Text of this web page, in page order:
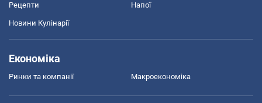
Рецепти Напої
Новини Кулінарії
Економіка
Ринки та компанії Макроекономіка